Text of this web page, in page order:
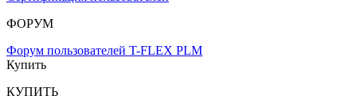
ФОРУМ
Форум пользователей T-FLEX PLM
Купить
КУПИТЬ